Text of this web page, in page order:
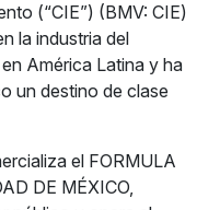
(“CIE”) (BMV: CIE)
la industria del
América Latina y ha
un destino de clase
el FORMULA
DE MÉXICO,